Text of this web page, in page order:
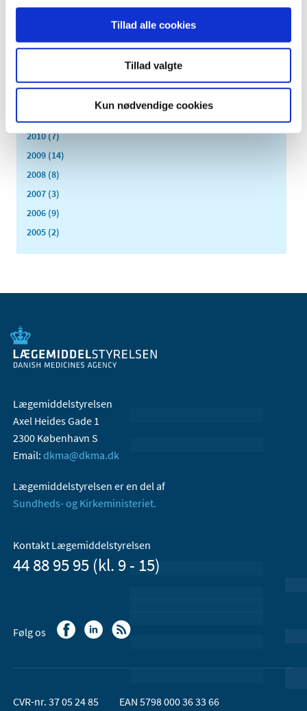
Tillad alle cookies
Tillad valgte
Kun nødvendige cookies
maj (3)
marts (10)
januar (2)
2010 (7)
2009 (14)
2008 (8)
2007 (3)
2006 (9)
2005 (2)
Lægemiddelstyrelsen
Axel Heides Gade 1
2300 København S
Email: dkma@dkma.dk
Lægemiddelstyrelsen er en del af
Sundheds- og Kirkeministeriet.
Kontakt Lægemiddelstyrelsen
44 88 95 95 (kl. 9 - 15)
Følg os
CVR-nr. 37 05 24 85 EAN 5798 000 36 33 66